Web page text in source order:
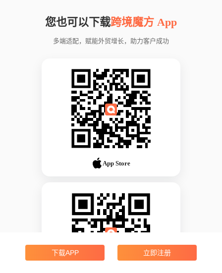
您也可以下载跨境魔方 App
多端适配，赋能外贸增长，助力客户成功
App Store
下载APP 立即注册